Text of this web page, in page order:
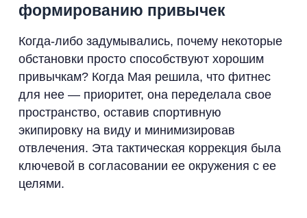
формированию привычек
Когда-либо задумывались, почему некоторые
обстановки просто способствуют хорошим
привычкам? Когда Мая решила, что фитнес
для нее — приоритет, она переделала свое
пространство, оставив спортивную
экипировку на виду и минимизировав
отвлечения. Эта тактическая коррекция была
ключевой в согласовании ее окружения с ее
целями.